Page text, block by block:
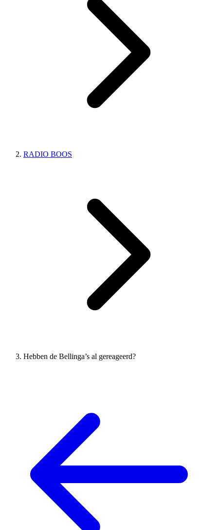
RADIO BOOS
Hebben de Bellinga’s al gereageerd?